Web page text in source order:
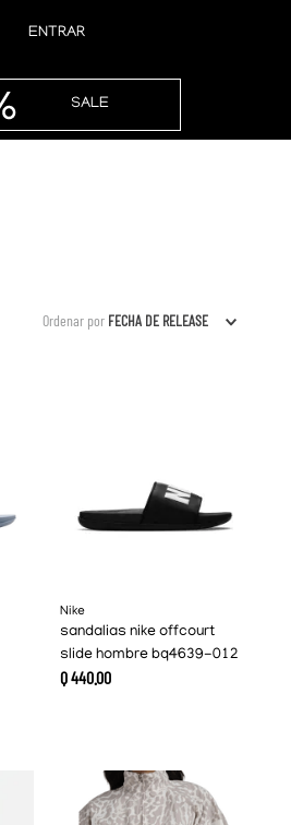
ENTRAR
SALE
Ordenar por FECHA DE RELEASE
Nike
sandalias nike offcourt
slide hombre bq4639-012
Q44000